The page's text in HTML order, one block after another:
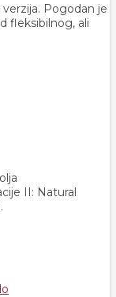
Pogodan je
fleksibilnog, ali
II: Natural